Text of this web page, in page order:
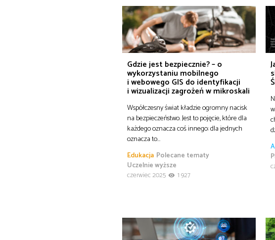
Gdzie jest bezpiecznie? – o
wykorzystaniu mobilnego
i webowego GIS do identyfikacji
i wizualizacji zagrożeń w mikroskali
Współczesny świat kładzie ogromny nacisk
na bezpieczeństwo. Jest to pojęcie, które dla
każdego oznacza coś innego: dla jednych
oznacza to…
Edukacja Polecane tematy
Uczelnie wyższe
czerwiec 2025
1 927